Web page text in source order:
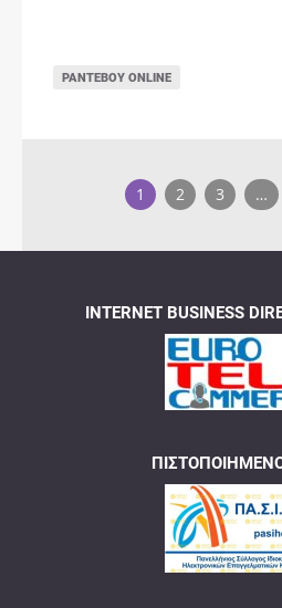
ΡΑΝΤΕΒΟΎ ONLINE
1 2 3 …
INTERNET BUSINESS